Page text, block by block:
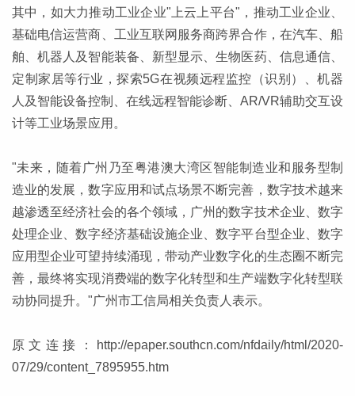
其中，如大力推动工业企业"上云上平台"，推动工业企业、
基础电信运营商、工业互联网服务商跨界合作，在汽车、船
舶、机器人及智能装备、新型显示、生物医药、信息通信、
定制家居等行业，探索5G在视频远程监控（识别）、机器
人及智能设备控制、在线远程智能诊断、AR/VR辅助交互设
计等工业场景应用。
"未来，随着广州乃至粤港澳大湾区智能制造业和服务型制
造业的发展，数字应用和试点场景不断完善，数字技术越来
越渗透至经济社会的各个领域，广州的数字技术企业、数字
处理企业、数字经济基础设施企业、数字平台型企业、数字
应用型企业可望持续涌现，带动产业数字化的生态圈不断完
善，最终将实现消费端的数字化转型和生产端数字化转型联
动协同提升。"广州市工信局相关负责人表示。
原文连接：
http://epaper.southcn.com/nfdaily/html/2020-
07/29/content_7895955.htm